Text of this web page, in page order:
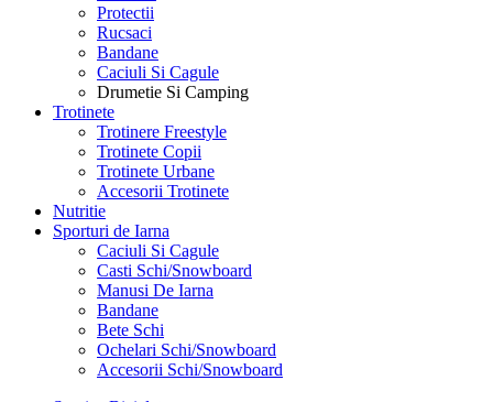
Protectii
Rucsaci
Bandane
Caciuli Si Cagule
Drumetie Si Camping
Trotinete
Trotinere Freestyle
Trotinete Copii
Trotinete Urbane
Accesorii Trotinete
Nutritie
Sporturi de Iarna
Caciuli Si Cagule
Casti Schi/Snowboard
Manusi De Iarna
Bandane
Bete Schi
Ochelari Schi/Snowboard
Accesorii Schi/Snowboard